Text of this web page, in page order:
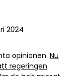
2024
opinionen. Nu
regeringen